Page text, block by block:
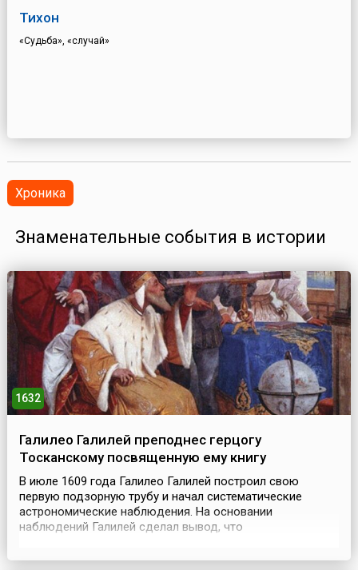
Тихон
«Судьба», «случай»
Хроника
Знаменательные события в истории
1632
Галилео Галилей преподнес герцогу
Тосканскому посвященную ему книгу
В июле 1609 года Галилео Галилей построил свою
первую подзорную трубу и начал систематические
астрономические наблюдения. На основании
наблюдений Галилей сделал вывод, что
Коперником, является верной.Однако святой престол